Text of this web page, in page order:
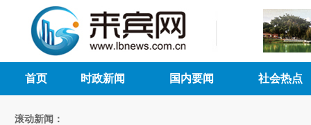
首页 时政新闻 国内要闻 社会热点
滚动新闻：